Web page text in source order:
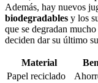
Además, hay nuevos
biodegradables y los
que se degradan
deciden dar su último
Material
Papel reciclado